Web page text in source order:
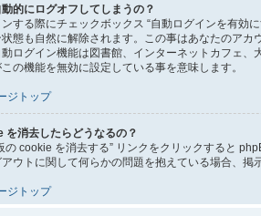
的にログオフしてしまうの？
ンする際にチェックボックス “自動ログインを有効
状態も自然に解除されます。この事はあなたのア
動ログイン機能は図書館、インターネットカフェ
の機能を無効に設定している事を意味します。
ジトップ
を消去したらどうなるの？
の cookie を消去する” リンクをクリックすると
ウトに関して何らかの問題を抱えている場合、掲
ジトップ